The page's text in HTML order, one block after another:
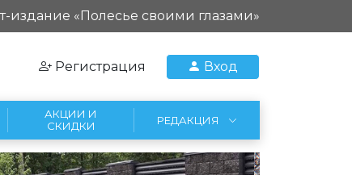
издание «Полесье своими глазами»
Регистрация Вход
АКЦИИ И
СКИДКИ
РЕДАКЦИЯ